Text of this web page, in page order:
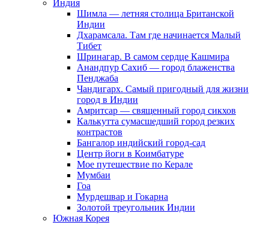
Индия
Шимла — летняя столица Британской
Индии
Дхарамсала. Там где начинается Малый
Тибет
Шринагар. В самом сердце Кашмира
Анандпур Сахиб — город блаженства
Пенджаба
Чандигарх. Самый пригодный для жизни
город в Индии
Амритсар — священный город сикхов
Калькутта сумасшедший город резких
контрастов
Бангалор индийский город-сад
Центр йоги в Коимбатуре
Мое путешествие по Керале
Мумбаи
Гоа
Мурдешвар и Гокарна
Золотой треугольник Индии
Южная Корея